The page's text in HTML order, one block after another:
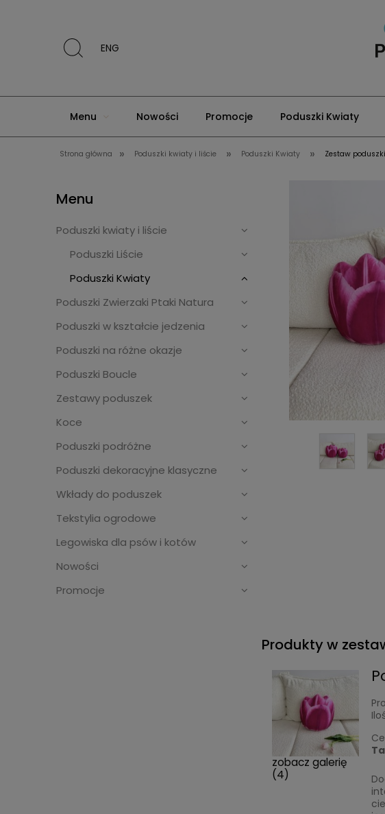
ENG
Menu Nowości Promocje Poduszki Kwiaty
Poduszki dekoracyjne klasyczne O nas
Strona główna » Poduszki kwiaty i liście » Poduszki Kwiaty » Zestaw
Menu
Poduszki kwiaty i liście
Poduszki Liście
Poduszki Kwiaty
Poduszki Zwierzaki Ptaki Natura
Poduszki w kształcie jedzenia
Poduszki na różne okazje
Poduszki Boucle
Zestawy poduszek
Koce
Poduszki podróżne
Poduszki dekoracyjne klasyczne
Wkłady do poduszek
Tekstylia ogrodowe
Legowiska dla psów i kotów
Nowości
Promocje
Produkty w
zobacz galerię
(4)